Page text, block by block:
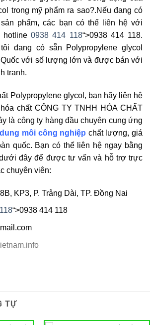
trong mỹ phẩm ra sao?.Nếu đang có
phẩm, các bạn có thể liên hệ với
hotline0938 414 118“>0938 414 118.
đang có sẵn Polypropylene glycol
Quốc với số lượng lớn và được bán với
tranh.
Polypropylene glycol, bạn hãy liên hệ
chất CÔNG TY TNHH HÓA CHẤT
là công ty hàng đầu chuyên cung ứng
dung môi công nghiệp chất lượng, giá
quốc. Bạn có thể liên hệ ngay bằng
đây để được tư vấn và hỗ trợ trực
chuyên viên:
KP3, P. Trảng Dài, TP. Đồng Nai
“>0938 414 118
TỰ